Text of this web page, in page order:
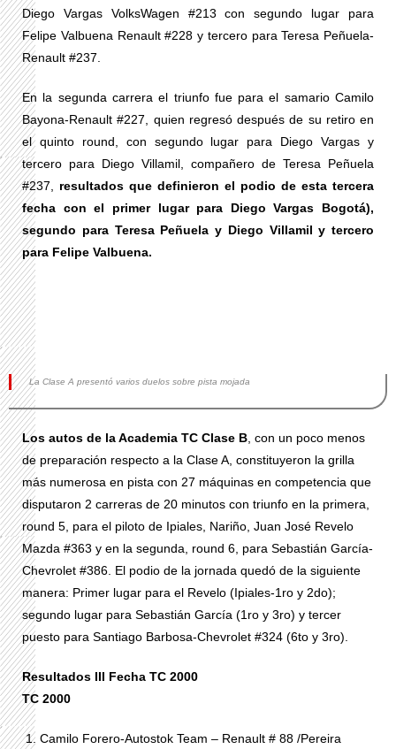
Diego Vargas VolksWagen #213 con segundo lugar para
Felipe Valbuena Renault #228 y tercero para Teresa Peñuela-
Renault #237.
En la segunda carrera el triunfo fue para el samario Camilo
Bayona-Renault #227, quien regresó después de su retiro en
el quinto round, con segundo lugar para Diego Vargas y
tercero para Diego Villamil, compañero de Teresa Peñuela
#237, resultados que definieron el podio de esta tercera
fecha con el primer lugar para Diego Vargas Bogotá),
segundo para Teresa Peñuela y Diego Villamil y tercero
para Felipe Valbuena.
La Clase A presentó varios duelos sobre pista mojada
Los autos de la Academia TC Clase B , con un poco menos
de preparación respecto a la Clase A, constituyeron la grilla
más numerosa en pista con 27 máquinas en competencia que
disputaron 2 carreras de 20 minutos con triunfo en la primera,
round 5, para el piloto de Ipiales, Nariño, Juan José Revelo
Mazda #363 y en la segunda, round 6, para Sebastián García-
Chevrolet #386. El podio de la jornada quedó de la siguiente
manera: Primer lugar para el Revelo (Ipiales-1ro y 2do);
segundo lugar para Sebastián García (1ro y 3ro) y tercer
puesto para Santiago Barbosa-Chevrolet #324 (6to y 3ro).
Resultados III Fecha TC 2000
TC 2000
Camilo Forero-Autostok Team – Renault # 88 /Pereira